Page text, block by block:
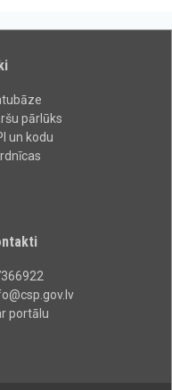
pārlūks
un kodu
portālu